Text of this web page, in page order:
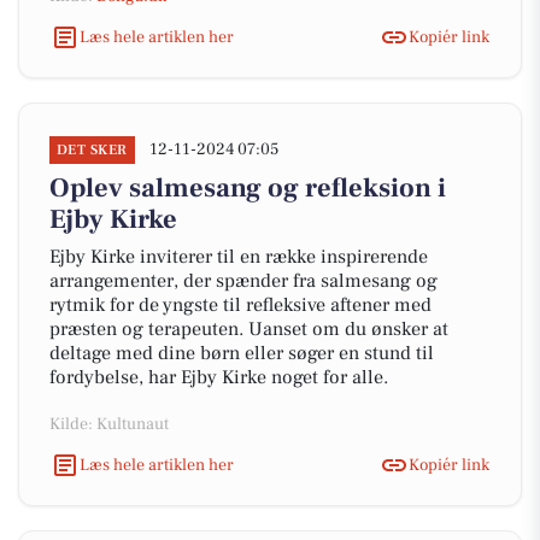
Læs hele artiklen her
Kopiér link
DET SKER 12-11-2024 07:05
Oplev salmesang og refleksion i
Ejby Kirke
Ejby Kirke inviterer til en række inspirerende
arrangementer, der spænder fra salmesang og
rytmik for de yngste til refleksive aftener med
præsten og terapeuten. Uanset om du ønsker at
deltage med dine børn eller søger en stund til
fordybelse, har Ejby Kirke noget for alle.
Kilde: Kultunaut
Læs hele artiklen her
Kopiér link